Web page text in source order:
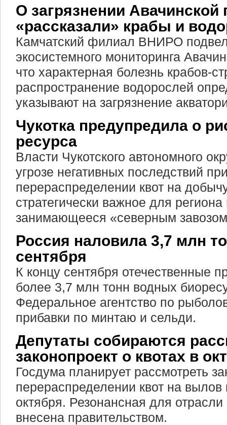
О загрязнении Авачинской
«рассказали» крабы и
Камчатский филиал ВНИРО подвел
экосистемного мониторинга
что характерная болезнь крабов-
распространение водорослей
указывают на загрязнение
Чукотка предупредила о
ресурса
Власти Чукотского автономного
угрозе негативных последствий
перераспределении квот на
стратегически важное для
занимающееся «северным
Россия наловила 3,7 млн
сентября
К концу сентября отечественные
более 3,7 млн тонн водных
Федеральное агентство по
прибавки по минтаю и сельди.
Депутаты собираются
законопроект о квотах в
Госдума планирует рассмотреть
перераспределении квот на
октября. Резонансная для
внесена правительством.